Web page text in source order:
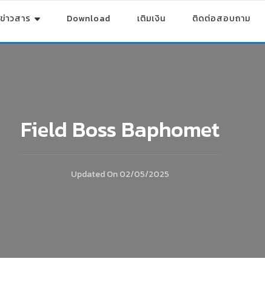
ข่าวสาร Download เติมเงิน ติดต่อสอบถาม
Field Boss Baphomet
Updated On02/05/2025